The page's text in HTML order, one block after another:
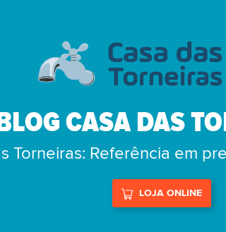
CASA DAS
Torneiras: Referência em
LOJA ONLINE